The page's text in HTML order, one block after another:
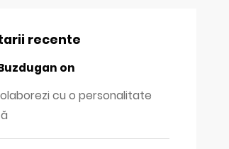
recente
on
cu o personalitate